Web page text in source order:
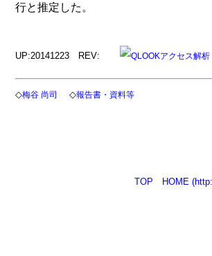
行と推定した。
UP:20141223 REV:
◇梅谷 尚司 ◇報告書・資料等
TOP HOME